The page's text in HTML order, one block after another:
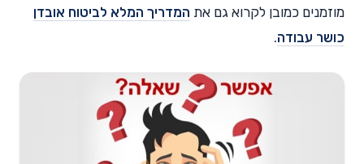
מוזמנים כמובן לקרוא גם את המדריך המלא לביטוח אובדן
כושר עבודה.